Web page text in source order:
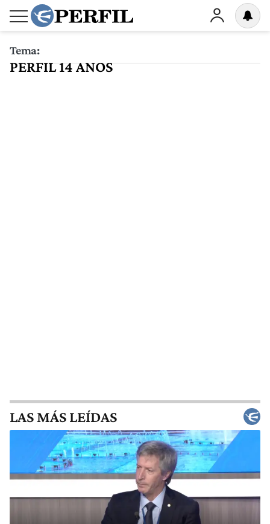
Tema:
PERFIL 14 ANOS
LAS MÁS LEÍDAS